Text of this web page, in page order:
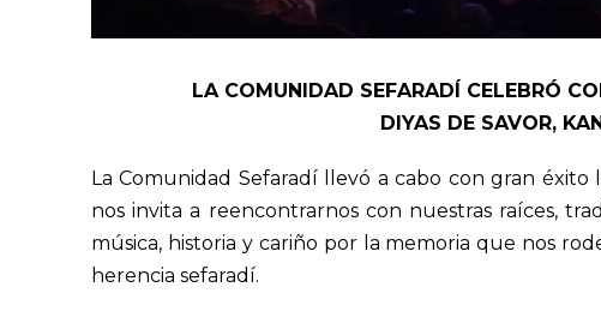
LA COMUNIDAD SEFARADÍ CELEBRÓ
DIYAS DE SAVOR,
La Comunidad Sefaradí llevó a cabo con gran éxito
nos invita a reencontrarnos con nuestras raíces,
música, historia y cariño por la memoria que nos
herencia sefaradí.